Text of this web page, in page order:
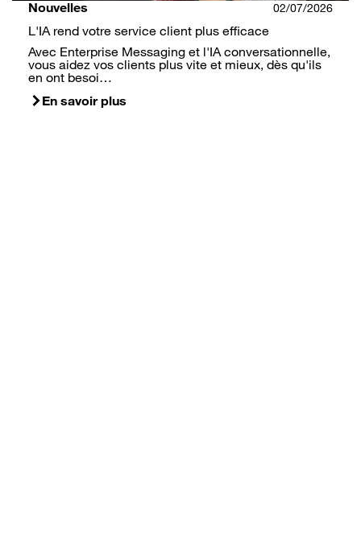
Nouvelles 02/07/2026
L'IA rend votre service client plus efficace
Avec Enterprise Messaging et l'IA conversationnelle,
vous aidez vos clients plus vite et mieux, dès qu'ils
en ont besoi…
En savoir plus